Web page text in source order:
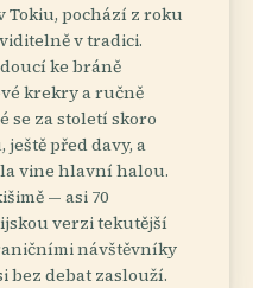
Tokiu, pochází z roku
v tradici.
ke bráně
krekry a ručně
se za století skoro
před davy, a
vine hlavní halou.
— asi 70
verzi tekutější
návštěvníky
bez debat zaslouží.